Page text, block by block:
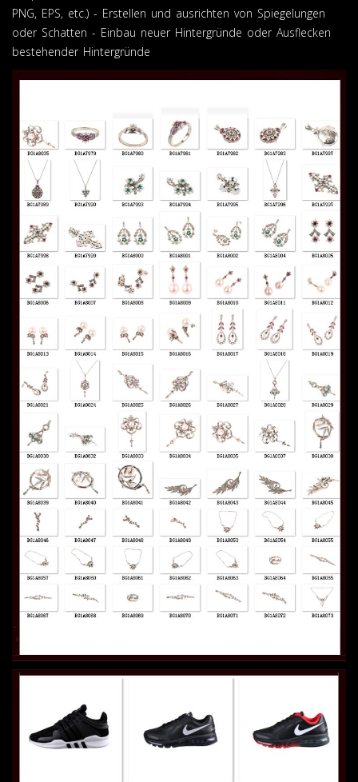
PNG, EPS, etc.) - Erstellen und ausrichten von Spiegelungen
oder Schatten - Einbau neuer Hintergründe oder Ausflecken
bestehender Hintergründe